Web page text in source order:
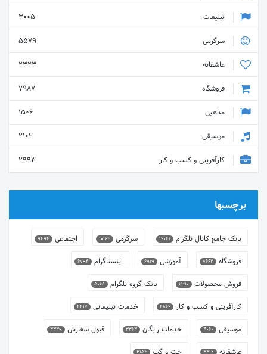
تبلیغات
3005
سرگرمی
5579
عاشقانه
2323
فروشگاه
7987
مذهبی
1506
موسیقی
2102
کارآفرینی و کسب و کار
2993
برچسبها
بانک جامع کانال تلگرام 16041 سرگرمی 10164 اجتماعی 9494
فروشگاه 8662 آموزشی 6919 اینستاگرام 6794
فروش محصولات 6690 بانک گروه تلگرام 5068
کارآفرینی و کسب و کار 4866 خدمات تبلیغاتی 4417
موسیقی 4060 خدمات رایگان 3363 قبول سفارش 3339